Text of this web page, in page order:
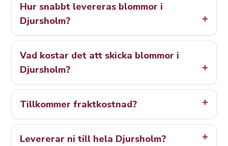
Hur snabbt levereras blommor i
Djursholm?
Vad kostar det att skicka blommor i
Djursholm?
Tillkommer fraktkostnad?
Levererar ni till hela Djursholm?